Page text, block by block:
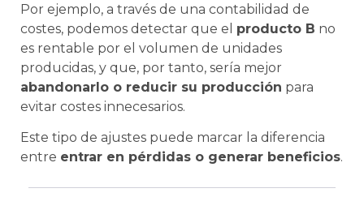
Por ejemplo, a través de una contabilidad de
costes, podemos detectar que el producto B no
es rentable por el volumen de unidades
producidas, y que, por tanto, sería mejor
abandonarlo o reducir su producción para
evitar costes innecesarios.
Este tipo de ajustes puede marcar la diferencia
entre entrar en pérdidas o generar beneficios.